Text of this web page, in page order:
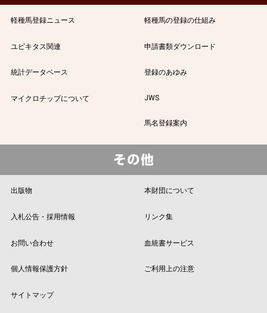
軽種馬登録ニュース 軽種馬の登録の仕組み
ユビキタス関連 申請書類ダウンロード
統計データベース 登録のあゆみ
マイクロチップについて JWS
馬名登録案内
出版物 本財団について
入札公告・採用情報 リンク集
お問い合わせ 血統書サービス
個人情報保護方針 ご利用上の注意
サイトマップ